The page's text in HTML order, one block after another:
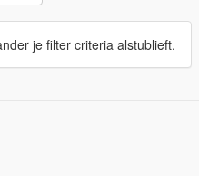
je filter criteria alstublieft.